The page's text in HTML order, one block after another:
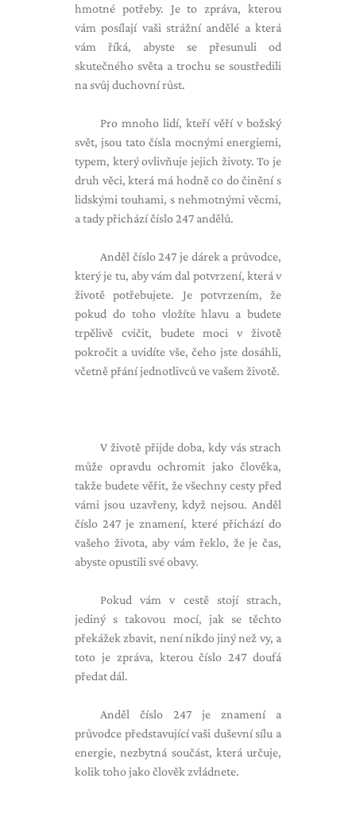
hmotné potřeby. Je to zpráva, kterou
vám posílají vaši strážní andělé a která
vám říká, abyste se přesunuli od
skutečného světa a trochu se soustředili
na svůj duchovní růst.
Pro mnoho lidí, kteří věří v božský
svět, jsou tato čísla mocnými energiemi,
typem, který ovlivňuje jejich životy. To je
druh věci, která má hodně co do činění s
lidskými touhami, s nehmotnými věcmi,
a tady přichází číslo 247 andělů.
Anděl číslo 247 je dárek a průvodce,
který je tu, aby vám dal potvrzení, která v
životě potřebujete. Je potvrzením, že
pokud do toho vložíte hlavu a budete
trpělivě cvičit, budete moci v životě
pokročit a uvidíte vše, čeho jste dosáhli,
včetně přání jednotlivců ve vašem životě.
V životě přijde doba, kdy vás strach
může opravdu ochromit jako člověka,
takže budete věřit, že všechny cesty před
vámi jsou uzavřeny, když nejsou. Anděl
číslo 247 je znamení, které přichází do
vašeho života, aby vám řeklo, že je čas,
abyste opustili své obavy.
Pokud vám v cestě stojí strach,
jediný s takovou mocí, jak se těchto
překážek zbavit, není nikdo jiný než vy, a
toto je zpráva, kterou číslo 247 doufá
předat dál.
Anděl číslo 247 je znamení a
průvodce představující vaši duševní sílu a
energie, nezbytná součást, která určuje,
kolik toho jako člověk zvládnete.